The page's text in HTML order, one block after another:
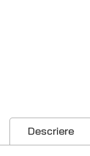
Descriere